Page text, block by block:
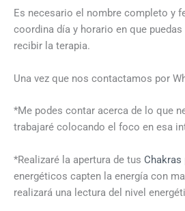
Es necesario el nombre completo y
coordina día y horario en que
recibir la terapia.
Una vez que nos contactamos por
*Me podes contar acerca de lo que
trabajaré colocando el foco en esa
*Realizaré la apertura de tus Chakras
energéticos capten la energía con
realizará una lectura del nivel